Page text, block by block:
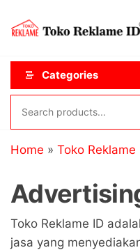
content
Categories
Home » Toko Reklame
Toko Reklame ID
jasa yang